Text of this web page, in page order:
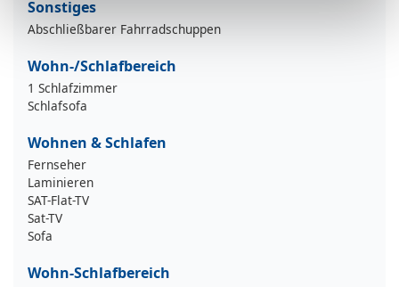
Sonstiges
Abschließbarer Fahrradschuppen
Wohn-/Schlafbereich
1 Schlafzimmer
Schlafsofa
Wohnen & Schlafen
Fernseher
Laminieren
SAT-Flat-TV
Sat-TV
Sofa
Wohn-Schlafbereich